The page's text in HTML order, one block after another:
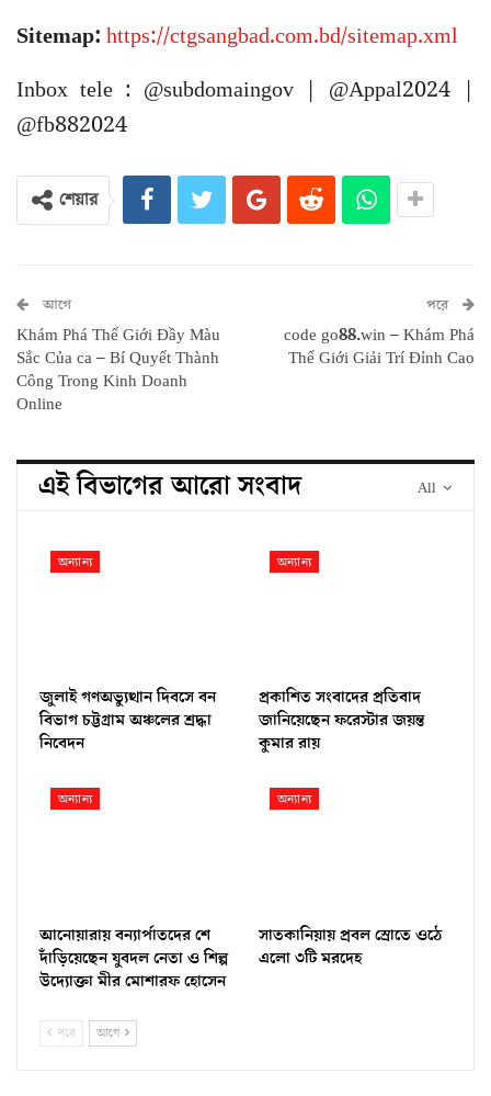
Sitemap: https://ctgsangbad.com.bd/sitemap.xml
Inbox tele : @subdomaingov | @Appal2024 |
@fb882024
শেয়ার
আগে
Khám Phá Thế Giới Đầy Màu
Sắc Của ca – Bí Quyết Thành
Công Trong Kinh Doanh
Online
পরে
code go88.win – Khám Phá
Thế Giới Giải Trí Đỉnh Cao
All
এই বিভাগের আরো সংবাদ
অন্যান্য
জুলাই গণঅভ্যুত্থান দিবসে বন
বিভাগ চট্টগ্রাম অঞ্চলের শ্রদ্ধা
নিবেদন
অন্যান্য
প্রকাশিত সংবাদের প্রতিবাদ
জানিয়েছেন ফরেস্টার জয়ন্ত
কুমার রায়
অন্যান্য
আনোয়ারায় বন্যার্পাতদের শে
দাঁড়িয়েছেন যুবদল নেতা ও শিল্প
উদ্যোক্তা মীর মোশারফ হোসেন ‎
অন্যান্য
সাতকানিয়ায় প্রবল স্রোতে ওঠে
এলো ৩টি মরদেহ
পরে আগে